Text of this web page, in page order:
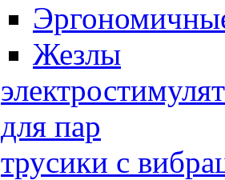
Жезлы
для пар
трусики с